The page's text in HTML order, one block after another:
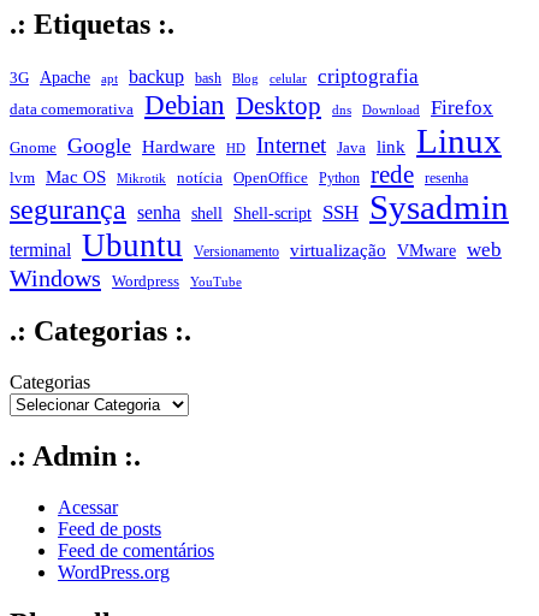
.: Etiquetas :.
3G Apache apt backup bash Blog celular criptografia
data comemorativa Debian Desktop dns Download Firefox
Gnome Google Hardware HD Internet Java link Linux
lvm Mac OS Mikrotik notícia OpenOffice Python rede resenha
segurança senha shell Shell-script SSH Sysadmin
terminal Ubuntu Versionamento virtualização VMware web
Windows Wordpress YouTube
.: Categorias :.
Categorias
.: Admin :.
Acessar
Feed de posts
Feed de comentários
WordPress.org